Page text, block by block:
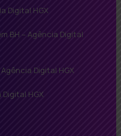
Digital HGX
BH – Agência Digital
Digital HGX
HGX